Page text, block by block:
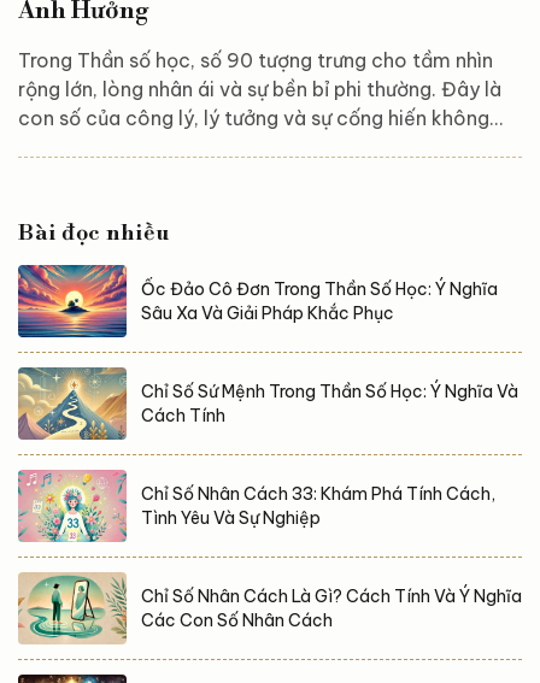
Ảnh Hưởng
Trong Thần số học, số 90 tượng trưng cho tầm nhìn
rộng lớn, lòng nhân ái và sự bền bỉ phi thường. Đây là
con số của công lý, lý tưởng và sự cống hiến không
Số 90 thể hiện một con người mạnh mẽ, kiên trì và
không thể ngăn cản. Những người mang năng lượng
của số này thường không quan tâm đến đói hay mệt...
Bài đọc nhiều
Ốc Đảo Cô Đơn Trong Thần Số Học: Ý Nghĩa
Sâu Xa Và Giải Pháp Khắc Phục
Chỉ Số Sứ Mệnh Trong Thần Số Học: Ý Nghĩa Và
Cách Tính
Chỉ Số Nhân Cách 33: Khám Phá Tính Cách,
Tình Yêu Và Sự Nghiệp
Chỉ Số Nhân Cách Là Gì? Cách Tính Và Ý Nghĩa
Các Con Số Nhân Cách